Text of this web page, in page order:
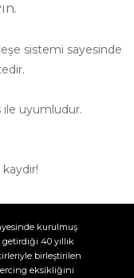
sistemi sayesinde
ile uyumludur.
kurulmuş
40 yıllık
birleştirilen
eksikliğini